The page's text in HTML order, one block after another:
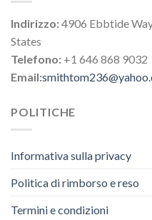
Indirizzo:4906 Ebbtide
States
Telefono: +1 646 868 9032
Email:
POLITICHE
Informativa sulla privacy
Politica di rimborso e reso
Termini e condizioni